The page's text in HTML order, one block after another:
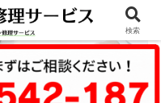
検索